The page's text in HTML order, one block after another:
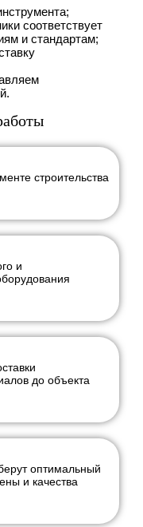
соответствует
и стандартам;
строительства
и
до объекта
оптимальный
и качества